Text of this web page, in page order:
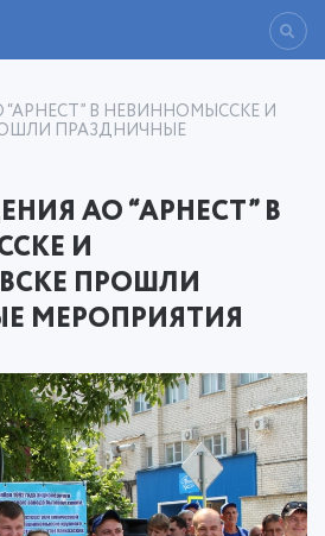
В НЕВИННОМЫССКЕ И
ПРАЗДНИЧНЫЕ
АО “АРНЕСТ” В
И
ПРОШЛИ
МЕРОПРИЯТИЯ